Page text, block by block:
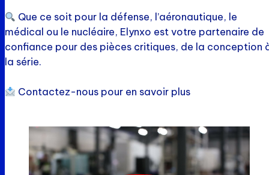
Que ce soit pour la défense, l’aéronautique, le
médical ou le nucléaire, Elynxo est votre partenaire de
confiance pour des pièces critiques, de la conception
la série.
Contactez-nous pour en savoir plus